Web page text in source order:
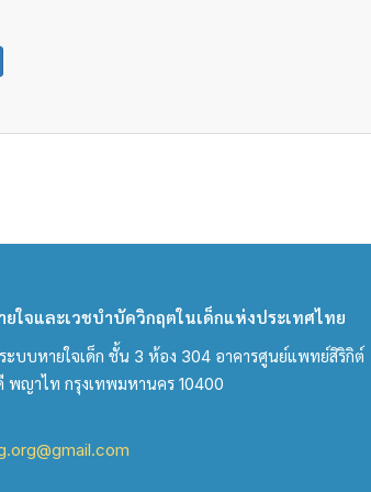
ใจและเวชบำบัดวิกฤตในเด็กแห่งประเทศไทย
ะบบหายใจเด็ก ชั้น 3 ห้อง 304 อาคารศูนย์แพทย์สิริกิต์
พญาไท กรุงเทพมหานคร 10400